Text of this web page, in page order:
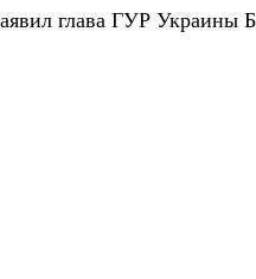
глава ГУР Украины